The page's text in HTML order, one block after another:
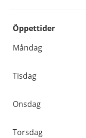
Öppettider
Dag
Öppettider
Kommentarer
Måndag
Tisdag
Onsdag
Torsdag